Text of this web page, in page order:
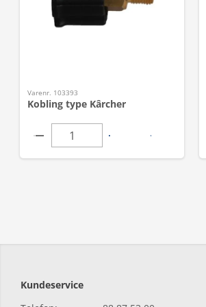
Varenr. 103393
Kobling type Kârcher
Kundeservice